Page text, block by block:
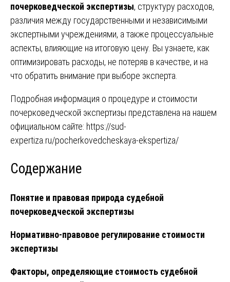
почерковедческой экспертизы, структуру расходов,
различия между государственными и независимыми
экспертными учреждениями, а также процессуальные
аспекты, влияющие на итоговую цену. Вы узнаете, как
оптимизировать расходы, не потеряв в качестве, и на
что обратить внимание при выборе эксперта.
Подробная информация о процедуре и стоимости
почерковедческой экспертизы представлена на нашем
официальном сайте: https://sud-
expertiza.ru/pocherkovedcheskaya-ekspertiza/
Содержание
Понятие и правовая природа судебной
почерковедческой экспертизы
Нормативно-правовое регулирование стоимости
экспертизы
Факторы, определяющие стоимость судебной